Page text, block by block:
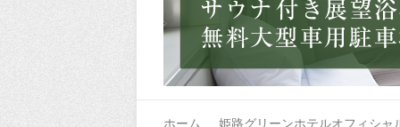
ホーム 姫路グリーンホテルオフィシャ